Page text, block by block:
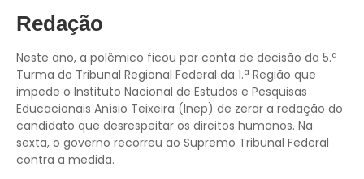
Redação
Neste ano, a polêmico ficou por conta de decisão da 5.ª
Turma do Tribunal Regional Federal da 1.ª Região que
impede o Instituto Nacional de Estudos e Pesquisas
Educacionais Anísio Teixeira (Inep) de zerar a redação do
candidato que desrespeitar os direitos humanos. Na
sexta, o governo recorreu ao Supremo Tribunal Federal
contra a medida.